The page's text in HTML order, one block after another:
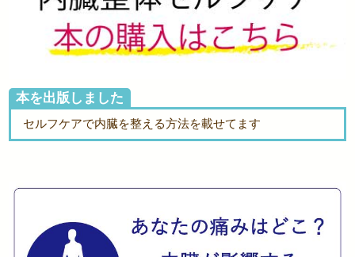
本を出版しました
セルフケアで内臓を整える方法を載せてます